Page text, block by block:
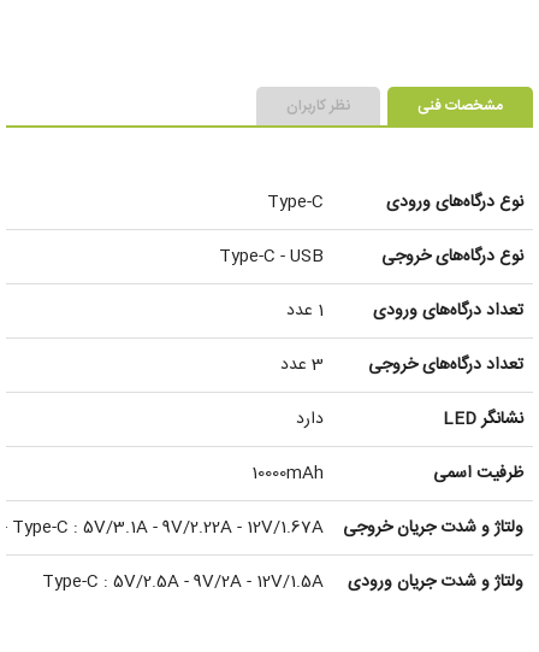
مشخصات فنی نظر کاربران
نوع درگاه‌های ورودی
Type-C
نوع درگاه‌های خروجی
Type-C - USB
تعداد درگاه‌های ورودی
1 عدد
تعداد درگاه‌های خروجی
3 عدد
نشانگر LED
دارد
ظرفیت اسمی
10000mAh
ولتاژ و شدت جریان خروجی
C : 5V/3.1A - 9V/2.22A - 12V/1.67A
ولتاژ و شدت جریان ورودی
Type-C : 5V/2.5A - 9V/2A - 12V/1.5A